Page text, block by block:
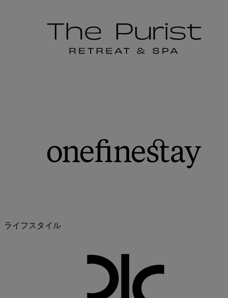
ライフスタイル